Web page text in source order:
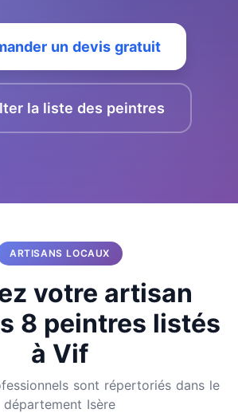
un devis gratuit
la liste des peintres
ARTISANS LOCAUX
votre artisan
8 peintres listés
à Vif
sont répertoriés dans le
département Isère